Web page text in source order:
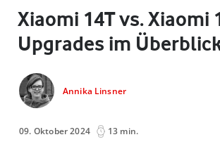
Xiaomi 14T vs. Xiaomi
Upgrades im
Annika Linsner
09. Oktober 2024 13 min.